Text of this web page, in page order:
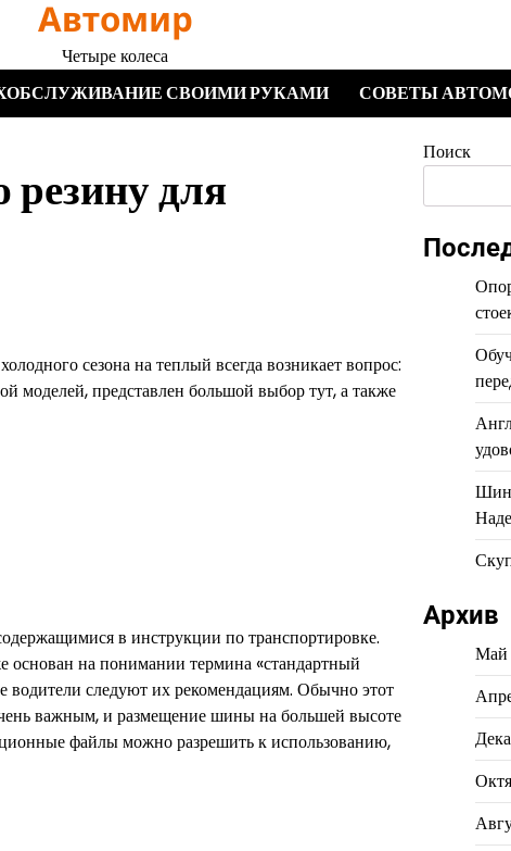
Автомир
Четыре колеса
СВОИМИ РУКАМИ СОВЕТЫ
для
сезона на теплый всегда возникает вопрос:
моделей, представлен большой выбор тут, а также
в инструкции по транспортировке.
на понимании термина «стандартный
водители следуют их рекомендациям. Обычно этот
важным, и размещение шины на большей высоте
файлы можно разрешить к использованию,
Поиск
Архив